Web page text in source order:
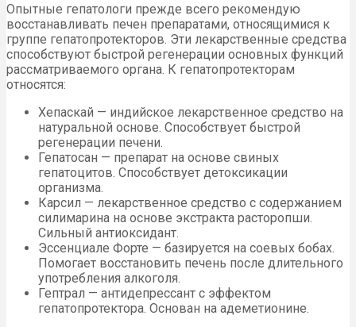
Опытные гепатологи прежде всего рекомендую
восстанавливать печен препаратами, относящимися к
группе гепатопротекторов. Эти лекарственные средства
способствуют быстрой регенерации основных функций
рассматриваемого органа. К гепатопротекторам
относятся:
Хепаскай — индийское лекарственное средство на
натуральной основе. Способствует быстрой
регенерации печени.
Гепатосан — препарат на основе свиных
гепатоцитов. Способствует детоксикации
организма.
Карсил — лекарственное средство с содержанием
силимарина на основе экстракта расторопши.
Сильный антиоксидант.
Эссенциале Форте — базируется на соевых бобах.
Помогает восстановить печень после длительного
употребления алкоголя.
Гептрал — антидепрессант с эффектом
гепатопротектора. Основан на адеметионине.